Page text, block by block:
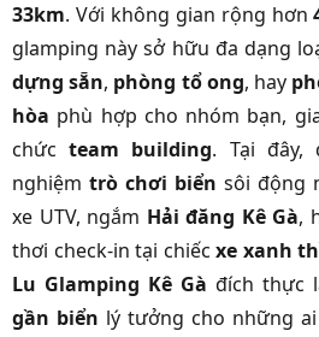
33km. Với không gian rộng hơn
glamping này sở hữu đa dạng
dựng sẵn, phòng tổ ong, hay
hòa phù hợp cho nhóm bạn,
chứcteam building. Tại đây,
nghiệm trò chơi biển sôi động
xe UTV, ngắm Hải đăng Kê Gà,
thơi check-in tại chiếc xe xanh
Lu Glamping Kê Gà đích thực
gần biển lý tưởng cho những